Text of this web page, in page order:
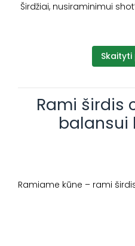
Širdžiai, nusiraminimui
Rami širdis
balansui
Ramiame kūne – rami